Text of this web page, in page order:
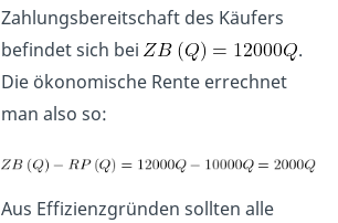
Zahlungsbereitschaft des Käufers
befindet sich bei
.
Die ökonomische Rente errechnet
man also so:
Aus Effizienzgründen sollten alle